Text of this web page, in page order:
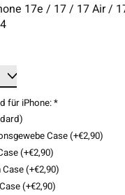
17e / 17 / 17 Air /
für iPhone:*
Case (+€2,90)
(+€2,90)
(+€2,90)
(+€2,90)